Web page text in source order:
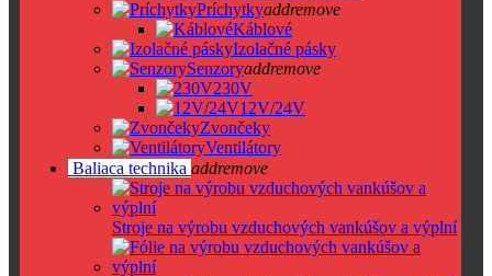
Príchytkyaddremove
Káblové
Izolačné pásky
Senzoryaddremove
230V
12V/24V
Zvončeky
Ventilátory
Baliaca technika addremove
Stroje na výrobu vzduchových vankúšov a výplní